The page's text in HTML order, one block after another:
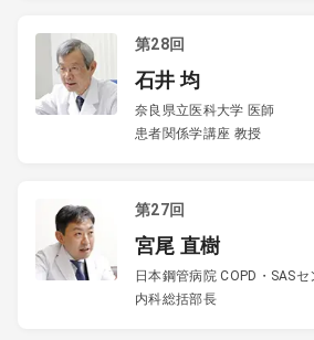
第28回
石井 均
奈良県立医科大学 医師
患者関係学講座 教授
第27回
宮尾 直樹
日本鋼管病院 COPD・SAS
内科総括部長